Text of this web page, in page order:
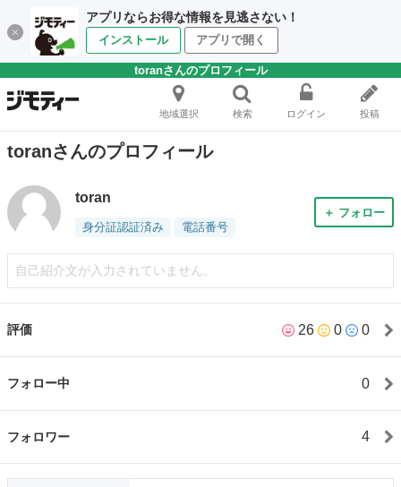
アプリならお得な情報を見逃さない！
インストール アプリで開く
toranさんのプロフィール
地域選択 検索 ログイン 投稿
toranさんのプロフィール
toran
身分証認証済み 電話番号
＋ フォロー
自己紹介文が入力されていません。
評価 26 0 0
フォロー中 0
フォロワー 4